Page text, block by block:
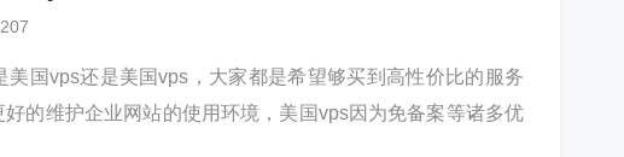
207
国vps还是美国vps，大家都是希望够买到高性价比的服务
的维护企业网站的使用环境，美国vps因为免备案等诸多优